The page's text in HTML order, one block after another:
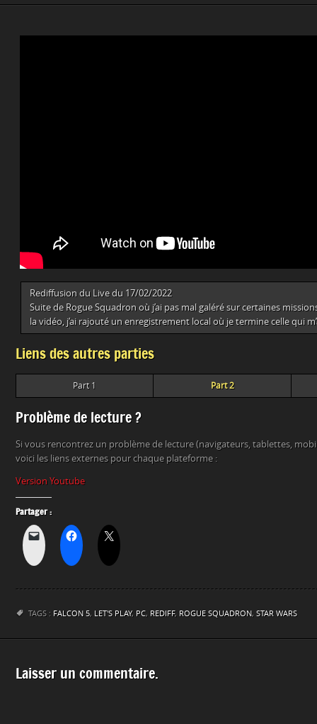
Rediffusion du Live du 17/02/2022
Suite de Rogue Squadron où j’ai pas mal galéré sur certaines
la vidéo, j’ai rajouté un enregistrement local où je termine celle qui
Liens des autres parties
Part 1 Part 2
Problème de lecture ?
Si vous rencontrez un problème de lecture (navigateurs, tablettes,
voici les liens externes pour chaque plateforme :
Version Youtube
Partager :
TAGS : FALCON 5, LET'S PLAY, PC, REDIFF, ROGUE SQUADRON, STAR WARS
Laisser un commentaire.